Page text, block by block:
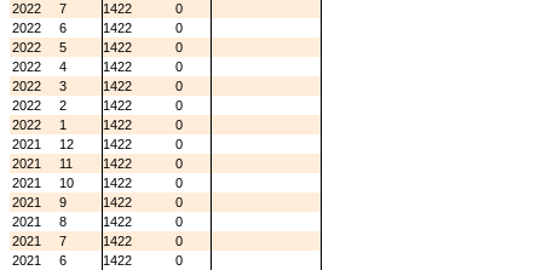
2022
7 1422
0
2022
6 1422
0
2022
5 1422
0
2022
4 1422
0
2022
3 1422
0
2022
2 1422
0
2022
1 1422
0
2021
12 1422
0
2021
11 1422
0
2021
10 1422
0
2021
9 1422
0
2021
8 1422
0
2021
7 1422
0
2021
6 1422
0